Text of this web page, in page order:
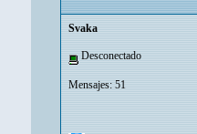
Svaka
Desconectado
Mensajes: 51